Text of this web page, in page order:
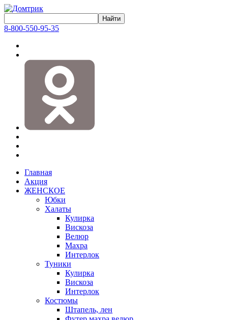
8-800-550-95-35
Главная
Акция
ЖЕНСКОЕ
Юбки
Халаты
Кулирка
Вискоза
Велюр
Махра
Интерлок
Туники
Кулирка
Вискоза
Интерлок
Костюмы
Штапель, лен